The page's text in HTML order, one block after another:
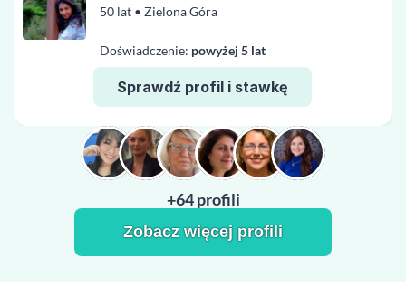
50 lat • Zielona Góra
Doświadczenie: powyżej 5 lat
Sprawdź profil i stawkę
+64 profili
Zobacz więcej profili